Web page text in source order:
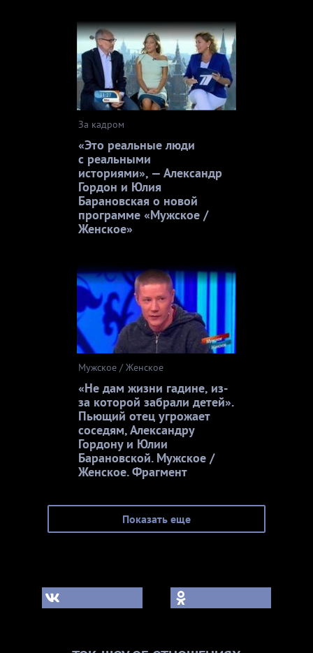
За кадром
«Это реальные люди
с реальными
историями», — Александр
Гордон и Юлия
Барановская о новой
программе «Мужское /
Женское»
Мужское / Женское
«Не дам жизни гадине, из-
за которой забрали детей».
Пьющий отец угрожает
соседям, Александру
Гордону и Юлии
Барановской. Мужское /
Женское. Фрагмент
Показать еще